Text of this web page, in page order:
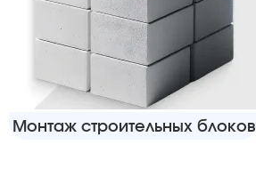
Монтаж строительных блоков